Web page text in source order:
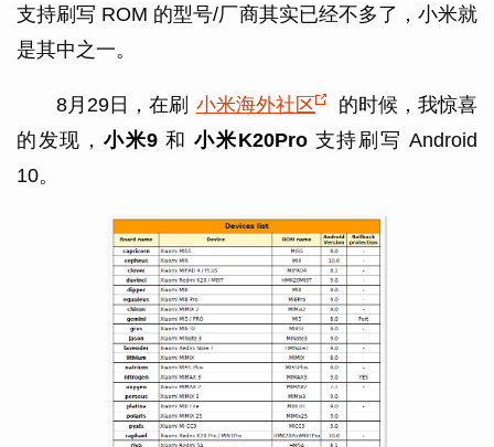
支持刷写 ROM 的型号/厂商其实已经不多了，小米就
是其中之一。
8月29日，在刷 小米海外社区
的时候，我惊喜
的发现， 小米9 和小米K20Pro支持刷写 Android
10。